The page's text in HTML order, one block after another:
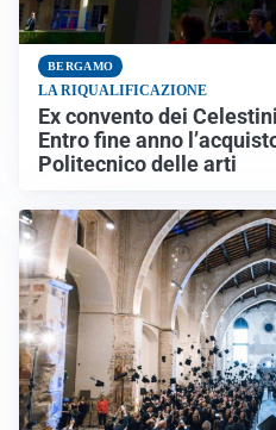
BERGAMO
LA RIQUALIFICAZIONE
Ex convento dei
Entro fine anno
Politecnico delle arti